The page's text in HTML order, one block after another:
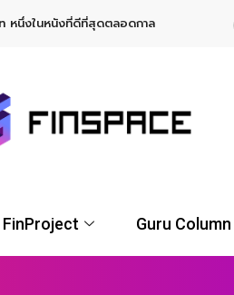
หนึ่งในหนังที่ดีที่สุดตลอดกาล
FinProject Guru Column